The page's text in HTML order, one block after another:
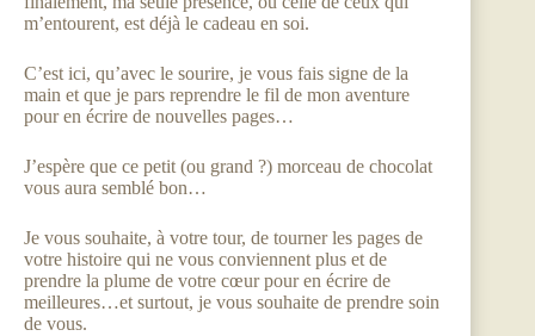
m’entourent, est déjà le cadeau en soi.
C’est ici, qu’avec le sourire, je vous fais signe de la
main et que je pars reprendre le fil de mon aventure
pour en écrire de nouvelles pages…
J’espère que ce petit (ou grand ?) morceau de chocolat
vous aura semblé bon…
Je vous souhaite, à votre tour, de tourner les pages de
votre histoire qui ne vous conviennent plus et de
prendre la plume de votre cœur pour en écrire de
meilleures…et surtout, je vous souhaite de prendre soin
de vous.